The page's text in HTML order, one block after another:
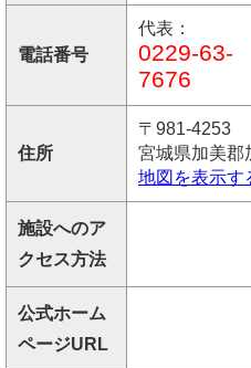
電話番号
代表：
0229-63-
7676
住所
〒981-4253
宮城県加美郡
地図を表示す
施設へのア
クセス方法
公式ホーム
ページURL